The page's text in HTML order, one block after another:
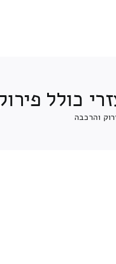
כולל
והרכבה